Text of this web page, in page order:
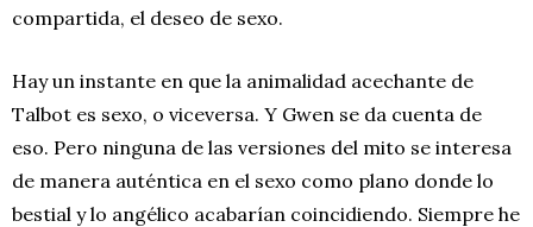
compartida, el deseo de sexo.
Hay un instante en que la animalidad acechante de
Talbot es sexo, o viceversa. Y Gwen se da cuenta de
eso. Pero ninguna de las versiones del mito se interesa
de manera auténtica en el sexo como plano donde lo
bestial y lo angélico acabarían coincidiendo. Siempre he